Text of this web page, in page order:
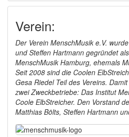
Verein:
Der Verein MenschMusik e.V.
und Steffen Hartmann gegründet
MenschMusik Hamburg, ehemals
Seit 2008 sind die Coolen
Gesa Riedel Teil des Vereins.
zwei Zweckbetriebe: Das Institut
Coole ElbStreicher. Den Vorstand
Matthias Bölts, Steffen Hartmann